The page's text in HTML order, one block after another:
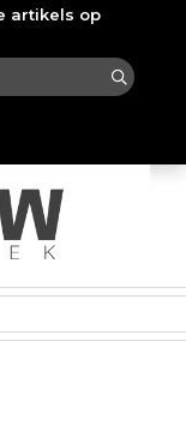
artikels op